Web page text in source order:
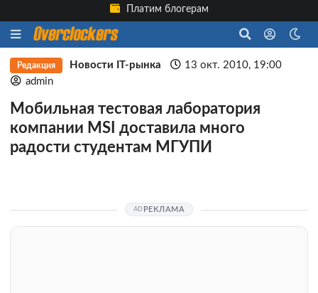
Платим блогерам
Редакция Новости IT-рынка
13 окт. 2010, 19:00
admin
Мобильная тестовая лаборатория
компании MSI доставила много
радости студентам МГУПИ
РЕКЛАМА